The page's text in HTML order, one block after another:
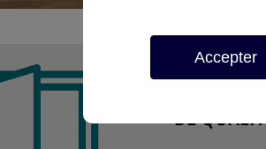
POSE
DE
Accepter